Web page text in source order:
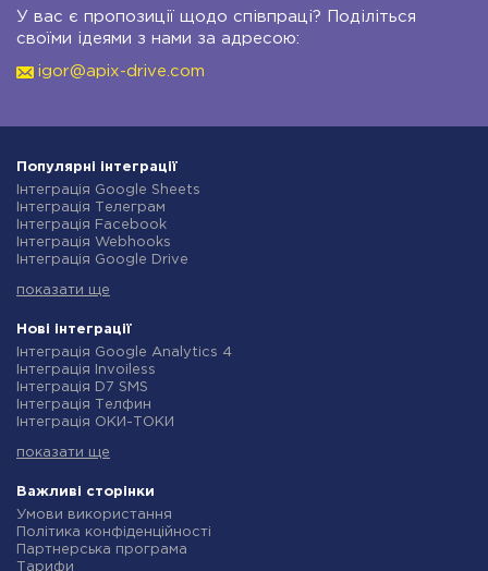
У вас є пропозиції щодо співпраці? Поділіться
своїми ідеями з нами за адресою:
igor@apix-drive.com
Популярні інтеграції
Інтеграція Google Sheets
Інтеграція Телеграм
Інтеграція Facebook
Інтеграція Webhooks
Інтеграція Google Drive
Інтеграція Gmail
Інтеграція Rozetka
Інтеграція OpenAI (ChatGPT)
Інтеграція Binotel
Інтеграція Prom
Інтеграція Приват24
Інтеграція OLX
Інтеграція SendPulse
Інтеграція Stream Telecom
Інтеграція Google Analytics
Інтеграція Creatio
Інтеграція Ringostat
показати ще
Нові інтеграції
Інтеграція Google Analytics 4
Інтеграція Invoiless
Інтеграція D7 SMS
Інтеграція Телфин
Інтеграція ОКИ-ТОКИ
Інтеграція Microsoft Dynamics 365
Інтеграція TxtSync
Інтеграція Wire2Air
Інтеграція Corezoid
Інтеграція Infobip
Інтеграція Instasent
показати ще
Важливі сторінки
Умови використання
Політика конфіденційності
Партнерська програма
Тарифи